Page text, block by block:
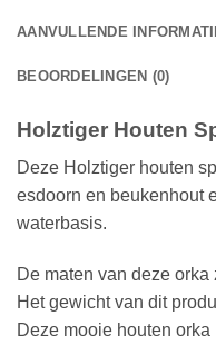
AANVULLENDE
BEOORDELINGEN (0)
Holztiger Houten
Deze Holztiger houten
esdoorn en beukenhout
waterbasis.
De maten van deze orka
Het gewicht van dit
Deze mooie houten